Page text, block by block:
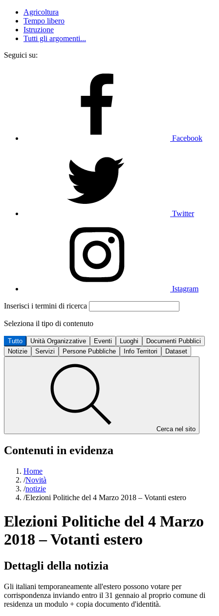
Agricoltura
Tempo libero
Istruzione
Tutti gli argomenti...
Seguici su:
Facebook
Twitter
Istagram
Inserisci i termini di ricerca
Seleziona il tipo di contenuto
Tutto Unità Organizzative Eventi Luoghi
Documenti Pubblici
Notizie
Servizi Persone Pubbliche Info Territori Dataset
Cerca nel sito
Contenuti in evidenza
Home
/Novità
/notizie
/Elezioni Politiche del 4 Marzo 2018 – Votanti estero
Elezioni Politiche del 4 Marzo
2018 – Votanti estero
Dettagli della notizia
Gli italiani temporaneamente all'estero possono votare per
corrispondenza inviando entro il 31 gennaio al proprio comune di
residenza un modulo + copia documento d'identità.